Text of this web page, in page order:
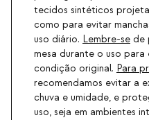
tecidos sintéticos
como para evitar
uso diário. Lembre-se de
mesa durante o uso para
condição original. Para
recomendamos evitar a
chuva e umidade, e
uso, seja em ambientes